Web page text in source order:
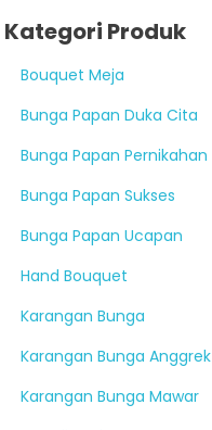
Kategori Produk
Bouquet Meja
Bunga Papan Duka Cita
Bunga Papan Pernikahan
Bunga Papan Sukses
Bunga Papan Ucapan
Hand Bouquet
Karangan Bunga
Karangan Bunga Anggrek
Karangan Bunga Mawar